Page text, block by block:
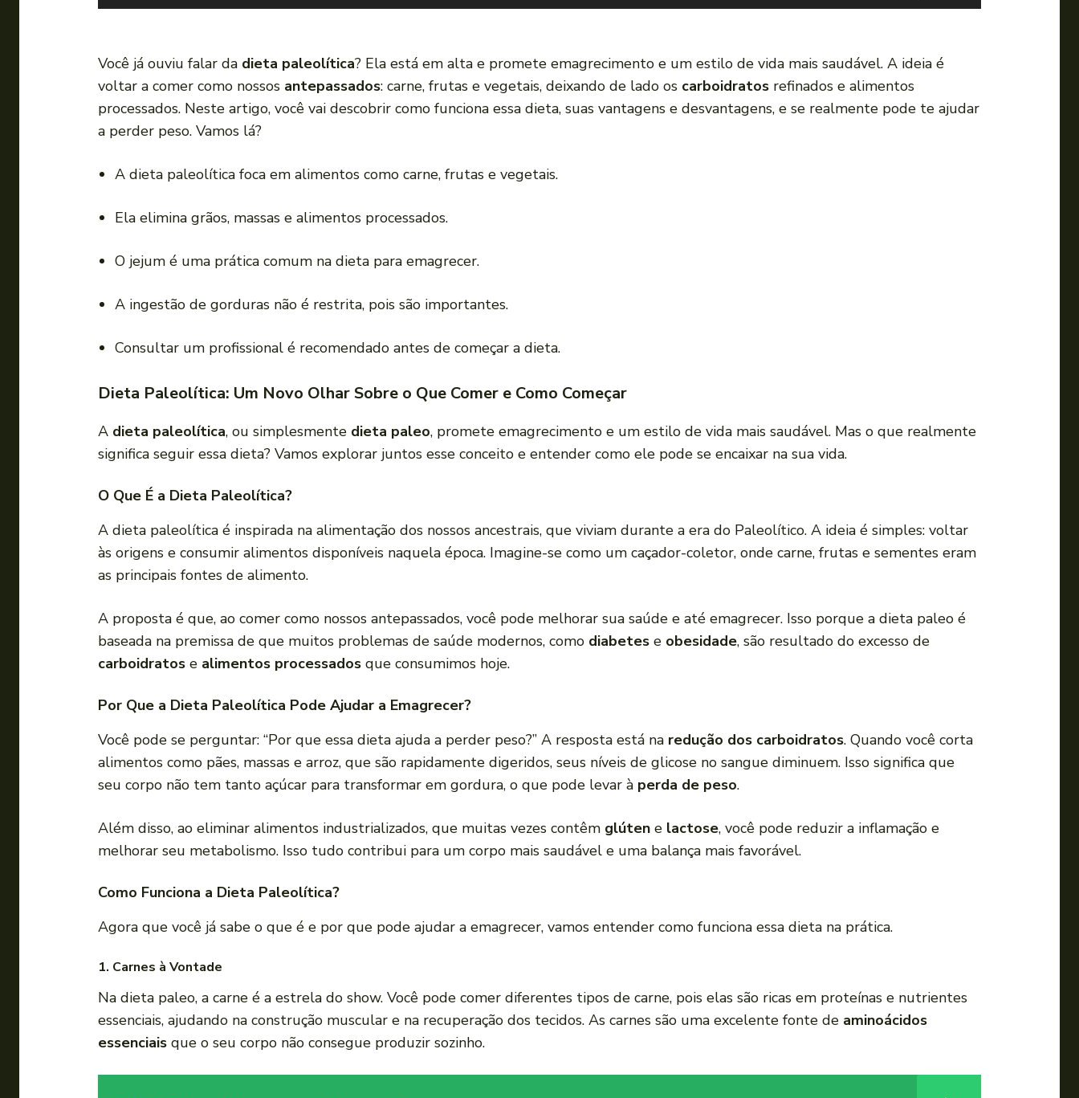
o
a
r
e
u
i
s
p
b
a
o
p
a
m
m
Você já ouviu falar da dieta paleolítica? Ela está em alta e promete emagrecimento e um estilo de vida mais saudável. A ideia é
voltar a comer como nossos antepassados: carne, frutas e vegetais, deixando de lado os carboidratos refinados e alimentos
processados. Neste artigo, você vai descobrir como funciona essa dieta, suas vantagens e desvantagens, e se realmente pode te ajudar
a perder peso. Vamos lá?
A dieta paleolítica foca em alimentos como carne, frutas e vegetais.
Ela elimina grãos, massas e alimentos processados.
O jejum é uma prática comum na dieta para emagrecer.
A ingestão de gorduras não é restrita, pois são importantes.
Consultar um profissional é recomendado antes de começar a dieta.
Dieta Paleolítica: Um Novo Olhar Sobre o Que Comer e Como Começar
A dieta paleolítica, ou simplesmente dieta paleo, promete emagrecimento e um estilo de vida mais saudável. Mas o que realmente
significa seguir essa dieta? Vamos explorar juntos esse conceito e entender como ele pode se encaixar na sua vida.
O Que É a Dieta Paleolítica?
A dieta paleolítica é inspirada na alimentação dos nossos ancestrais, que viviam durante a era do Paleolítico. A ideia é simples: voltar
às origens e consumir alimentos disponíveis naquela época. Imagine-se como um caçador-coletor, onde carne, frutas e sementes eram
as principais fontes de alimento.
A proposta é que, ao comer como nossos antepassados, você pode melhorar sua saúde e até emagrecer. Isso porque a dieta paleo é
baseada na premissa de que muitos problemas de saúde modernos, como diabetes e obesidade, são resultado do excesso de
carboidratos e alimentos processados que consumimos hoje.
Por Que a Dieta Paleolítica Pode Ajudar a Emagrecer?
Você pode se perguntar: “Por que essa dieta ajuda a perder peso?” A resposta está na redução dos carboidratos. Quando você corta
alimentos como pães, massas e arroz, que são rapidamente digeridos, seus níveis de glicose no sangue diminuem. Isso significa que
seu corpo não tem tanto açúcar para transformar em gordura, o que pode levar à perda de peso.
Além disso, ao eliminar alimentos industrializados, que muitas vezes contêm glúten e lactose, você pode reduzir a inflamação e
melhorar seu metabolismo. Isso tudo contribui para um corpo mais saudável e uma balança mais favorável.
Como Funciona a Dieta Paleolítica?
Agora que você já sabe o que é e por que pode ajudar a emagrecer, vamos entender como funciona essa dieta na prática.
1. Carnes à Vontade
Na dieta paleo, a carne é a estrela do show. Você pode comer diferentes tipos de carne, pois elas são ricas em proteínas e nutrientes
essenciais, ajudando na construção muscular e na recuperação dos tecidos. As carnes são uma excelente fonte de aminoácidos
essenciais que o seu corpo não consegue produzir sozinho.